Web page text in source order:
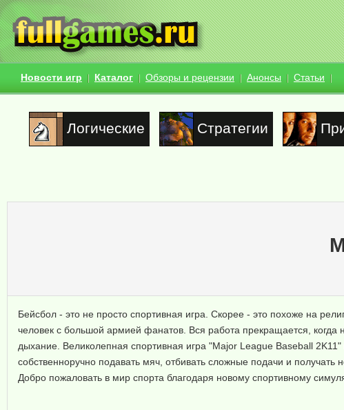
Новости игр Каталог Обзоры и рецензии Анонсы Статьи
Логические Стратегии
Бейсбол - это не просто спортивная игра. Скорее - это похоже на
человек с большой армией фанатов. Вся работа прекращается,
дыхание. Великолепная спортивная игра "Major League Baseball
собственноручно подавать мяч, отбивать сложные подачи и
Добро пожаловать в мир спорта благодаря новому спортивному